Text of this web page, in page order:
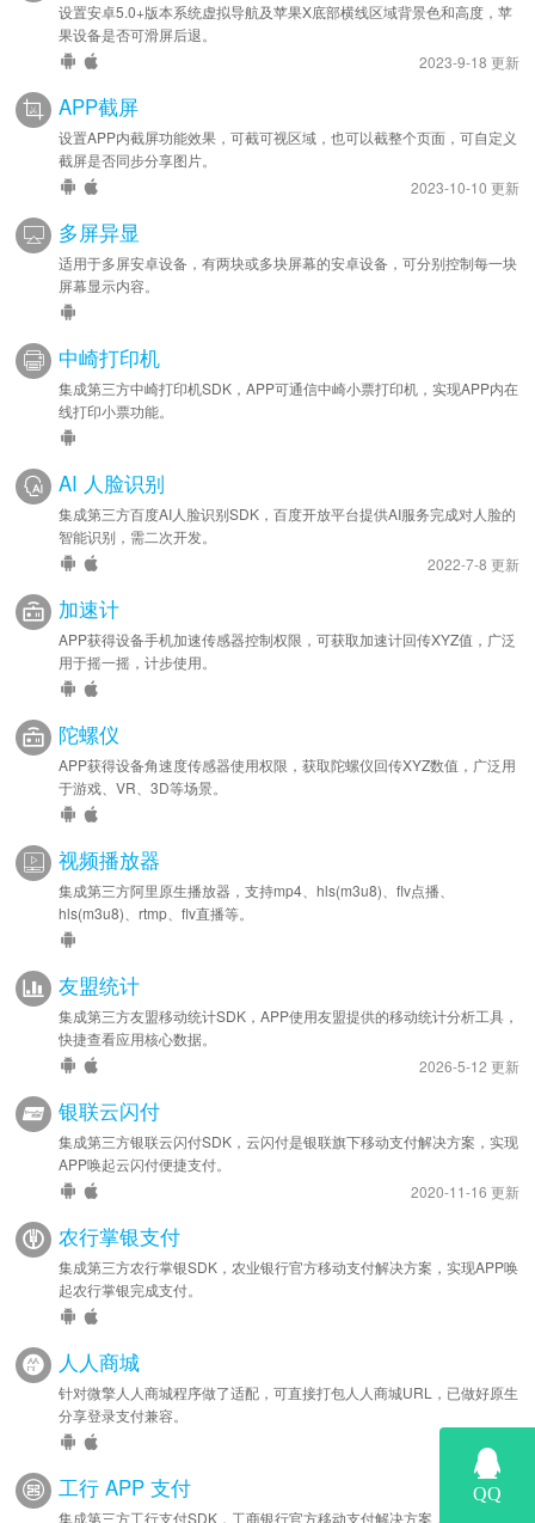
设置安卓5.0+版本系统虚拟导航及苹果X底部横线区域背景色和高度，苹
果设备是否可滑屏后退。
2023-9-18 更新
APP截屏
设置APP内截屏功能效果，可截可视区域，也可以截整个页面，可自定义
截屏是否同步分享图片。
2023-10-10 更新
多屏异显
适用于多屏安卓设备，有两块或多块屏幕的安卓设备，可分别控制每一块
屏幕显示内容。
中崎打印机
集成第三方中崎打印机SDK，APP可通信中崎小票打印机，实现APP内在
线打印小票功能。
AI 人脸识别
集成第三方百度AI人脸识别SDK，百度开放平台提供AI服务完成对人脸的
智能识别，需二次开发。
2022-7-8 更新
加速计
APP获得设备手机加速传感器控制权限，可获取加速计回传XYZ值，广泛
用于摇一摇，计步使用。
陀螺仪
APP获得设备角速度传感器使用权限，获取陀螺仪回传XYZ数值，广泛用
于游戏、VR、3D等场景。
视频播放器
集成第三方阿里原生播放器，支持mp4、hls(m3u8)、flv点播、
hls(m3u8)、rtmp、flv直播等。
友盟统计
集成第三方友盟移动统计SDK，APP使用友盟提供的移动统计分析工具，
快捷查看应用核心数据。
2026-5-12 更新
银联云闪付
集成第三方银联云闪付SDK，云闪付是银联旗下移动支付解决方案，实现
APP唤起云闪付便捷支付。
2020-11-16 更新
农行掌银支付
集成第三方农行掌银SDK，农业银行官方移动支付解决方案，实现APP唤
起农行掌银完成支付。
人人商城
针对微擎人人商城程序做了适配，可直接打包人人商城URL，已做好原生
分享登录支付兼容。
工行 APP 支付
集成第三方工行支付SDK，工商银行官方移动支付解决方案，实现APP唤